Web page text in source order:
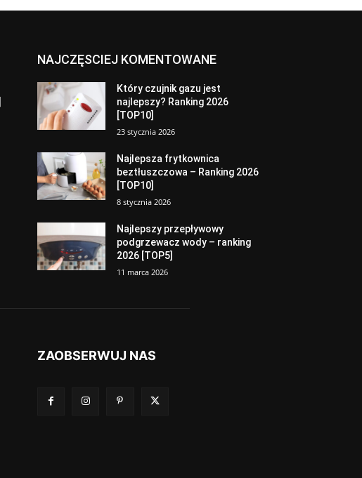
NAJCZĘSCIEJ KOMENTOWANE
Który czujnik gazu jest
najlepszy? Ranking 2026
[TOP10]
23 stycznia 2026
Najlepsza frytkownica
beztłuszczowa – Ranking 2026
[TOP10]
8 stycznia 2026
Najlepszy przepływowy
podgrzewacz wody – ranking
2026 [TOP5]
11 marca 2026
ZAOBSERWUJ NAS